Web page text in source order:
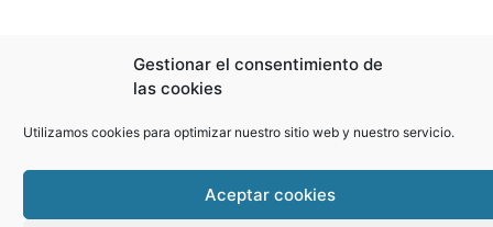
Gestionar el consentimiento de
las cookies
Utilizamos cookies para optimizar nuestro sitio web y nuestro servicio.
Aceptar cookies